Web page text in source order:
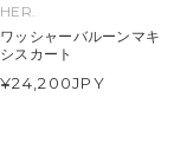
HER.
ワッシャーバルーンマキ
シスカート
¥24,200JPY